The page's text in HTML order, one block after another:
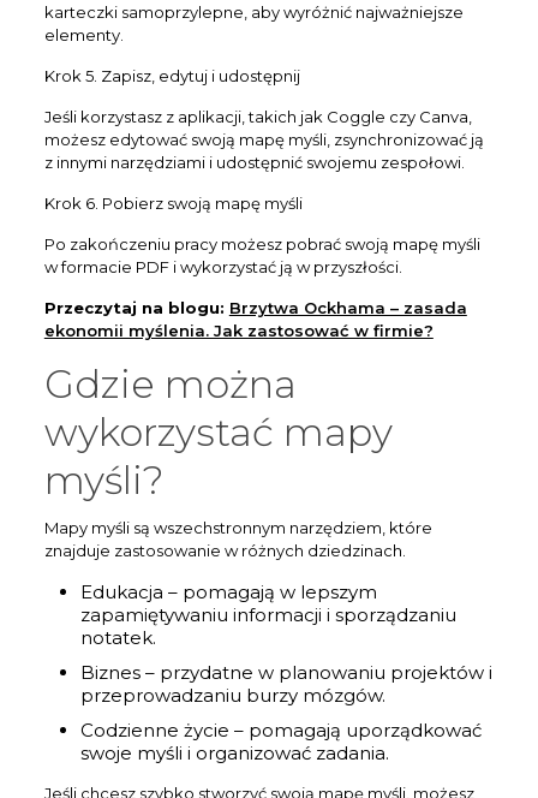
karteczki samoprzylepne, aby wyróżnić najważniejsze
elementy.
Krok 5. Zapisz, edytuj i udostępnij
Jeśli korzystasz z aplikacji, takich jak Coggle czy Canva,
możesz edytować swoją mapę myśli, zsynchronizować ją
z innymi narzędziami i udostępnić swojemu zespołowi.
Krok 6. Pobierz swoją mapę myśli
Po zakończeniu pracy możesz pobrać swoją mapę myśli
w formacie PDF i wykorzystać ją w przyszłości.
Przeczytaj na blogu: Brzytwa Ockhama – zasada
ekonomii myślenia. Jak zastosować w firmie?
Gdzie można
wykorzystać mapy
myśli?
Mapy myśli są wszechstronnym narzędziem, które
znajduje zastosowanie w różnych dziedzinach.
Edukacja – pomagają w lepszym
zapamiętywaniu informacji i sporządzaniu
notatek.
Biznes – przydatne w planowaniu projektów i
przeprowadzaniu burzy mózgów.
Codzienne życie – pomagają uporządkować
swoje myśli i organizować zadania.
Jeśli chcesz szybko stworzyć swoją mapę myśli, możesz